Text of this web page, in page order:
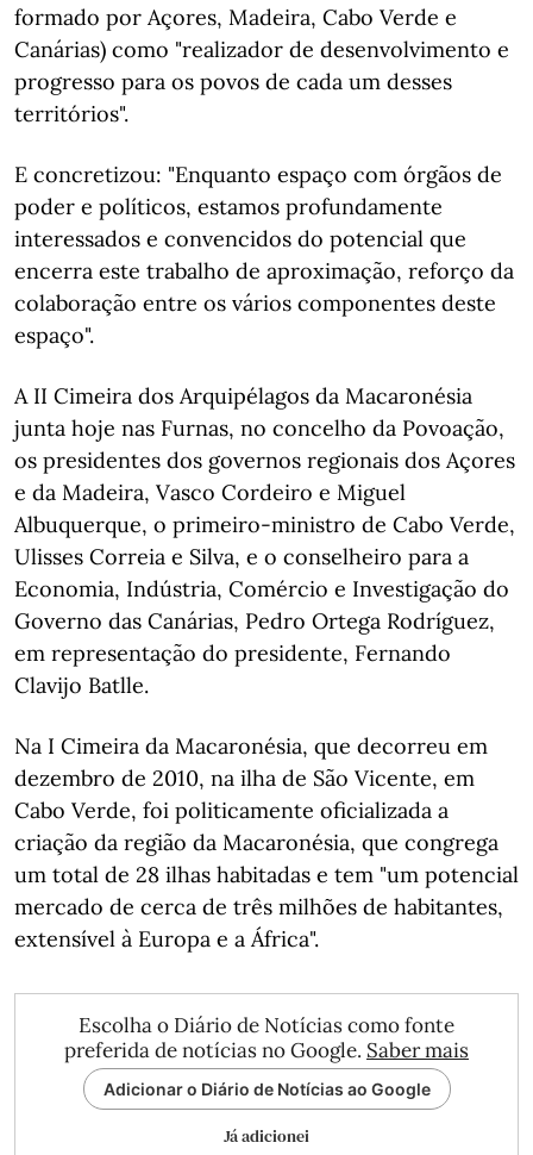
formado por Açores, Madeira, Cabo Verde e
Canárias) como "realizador de desenvolvimento e
progresso para os povos de cada um desses
territórios".
E concretizou: "Enquanto espaço com órgãos de
poder e políticos, estamos profundamente
interessados e convencidos do potencial que
encerra este trabalho de aproximação, reforço da
colaboração entre os vários componentes deste
espaço".
A II Cimeira dos Arquipélagos da Macaronésia
junta hoje nas Furnas, no concelho da Povoação,
os presidentes dos governos regionais dos Açores
e da Madeira, Vasco Cordeiro e Miguel
Albuquerque, o primeiro-ministro de Cabo Verde,
Ulisses Correia e Silva, e o conselheiro para a
Economia, Indústria, Comércio e Investigação do
Governo das Canárias, Pedro Ortega Rodríguez,
em representação do presidente, Fernando
Clavijo Batlle.
Na I Cimeira da Macaronésia, que decorreu em
dezembro de 2010, na ilha de São Vicente, em
Cabo Verde, foi politicamente oficializada a
criação da região da Macaronésia, que congrega
um total de 28 ilhas habitadas e tem "um potencial
mercado de cerca de três milhões de habitantes,
extensível à Europa e a África".
Escolha o Diário de Notícias como fonte
preferida de notícias no Google. Saber mais
Adicionar o Diário de Notícias ao Google
Já adicionei